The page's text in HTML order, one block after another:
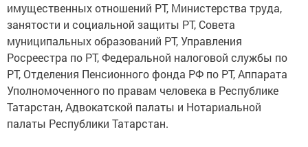
имущественных отношений РТ, Министерства труда,
занятости и социальной защиты РТ, Совета
муниципальных образований РТ, Управления
Росреестра по РТ, Федеральной налоговой службы по
РТ, Отделения Пенсионного фонда РФ по РТ, Аппарата
Уполномоченного по правам человека в Республике
Татарстан, Адвокатской палаты и Нотариальной
палаты Республики Татарстан.